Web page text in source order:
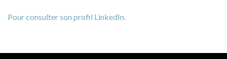
Pour consulter son profil LinkedIn.